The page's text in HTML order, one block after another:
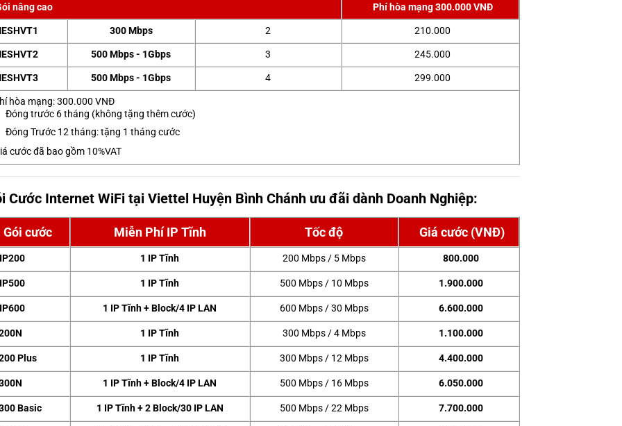
nâng cao
Phí hòa mạng 300.000 VNĐ
300 Mbps 2
210.000
500 Mbps - 1Gbps 3
245.000
500 Mbps - 1Gbps 4
299.000
hòa mạng: 300.000 VNĐ
Đóng trước 6 tháng (không tặng thêm cước)
Đóng Trước 12 tháng: tặng 1 tháng cước
cước đã bao gồm 10%VAT
Cước Internet WiFi tại Viettel Huyện Bình Chánh ưu đãi dành Doanh Nghiệp:
Gói cước Miễn Phí IP Tĩnh Tốc độ Giá cước (VNĐ)
1 IP Tĩnh 200 Mbps / 5 Mbps 800.000
1 IP Tĩnh 500 Mbps / 10 Mbps 1.900.000
1 IP Tĩnh + Block/4 IP LAN 600 Mbps / 30 Mbps 6.600.000
1 IP Tĩnh 300 Mbps / 4 Mbps 1.100.000
Plus 1 IP Tĩnh 300 Mbps / 12 Mbps 4.400.000
1 IP Tĩnh + Block/4 IP LAN 500 Mbps / 16 Mbps 6.050.000
Basic 1 IP Tĩnh + 2 Block/30 IP LAN 500 Mbps / 22 Mbps 7.700.000